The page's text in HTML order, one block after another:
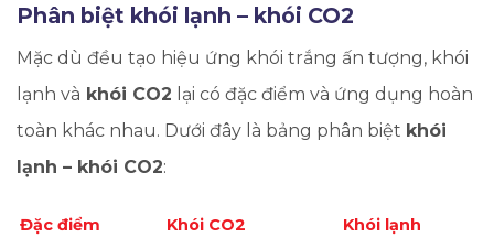
Phân biệt khói lạnh – khói CO2
Mặc dù đều tạo hiệu ứng khói trắng ấn tượng, khói
lạnh và khói CO2 lại có đặc điểm và ứng dụng hoàn
toàn khác nhau. Dưới đây là bảng phân biệt khói
lạnh – khói CO2:
Đặc điểm Khói CO2
Khói lạnh